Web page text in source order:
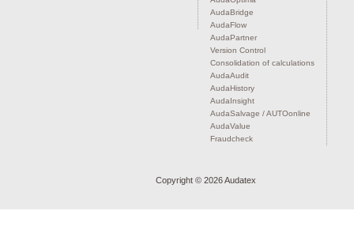
AudaBridge
AudaFlow
AudaPartner
Version Control
Consolidation of calculations
AudaAudit
AudaHistory
AudaInsight
AudaSalvage / AUTOonline
AudaValue
Fraudcheck
Copyright © 2026 Audatex